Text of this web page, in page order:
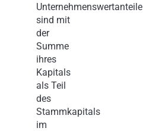
Unternehmenswertanteile
sind mit
der
Summe
ihres
Kapitals
als Teil
des
Stammkapitals
im